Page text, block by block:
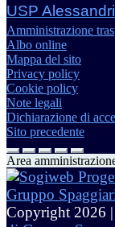
USP
Amministrazione
Albo online
Mappa del sito
Privacy policy
Cookie policy
Note legali
Dichiarazione di
Sito precedente
Area
Copyright 2026 |